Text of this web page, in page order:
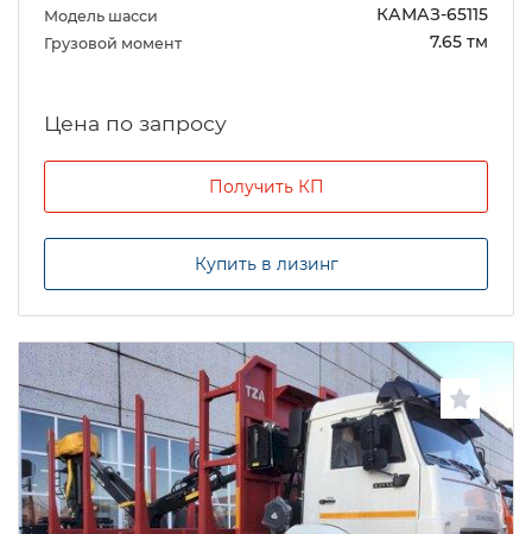
Модель шасси КАМАЗ-65115
Грузовой момент 7.65 тм
Цена по запросу
Получить КП
Купить в лизинг